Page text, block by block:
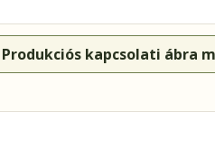
Produkciós kapcsolati ábra